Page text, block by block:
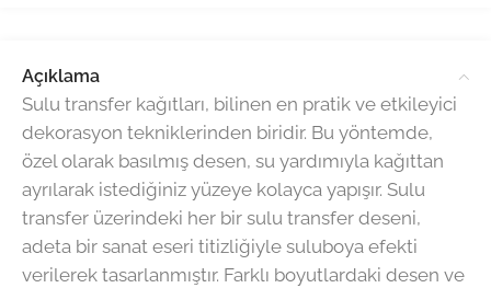
Açıklama
Sulu transfer kağıtları, bilinen en pratik ve etkileyici
dekorasyon tekniklerinden biridir. Bu yöntemde,
özel olarak basılmış desen, su yardımıyla kağıttan
ayrılarak istediğiniz yüzeye kolayca yapışır. Sulu
transfer üzerindeki her bir sulu transfer deseni,
adeta bir sanat eseri titizliğiyle suluboya efekti
verilerek tasarlanmıştır. Farklı boyutlardaki desen ve